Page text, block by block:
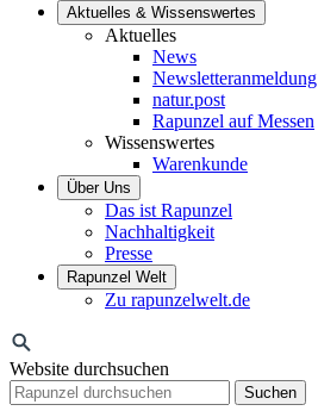
Aktuelles & Wissenswertes
Aktuelles
News
Newsletteranmeldung
natur.post
Rapunzel auf Messen
Wissenswertes
Warenkunde
Über Uns
Das ist Rapunzel
Nachhaltigkeit
Presse
Rapunzel Welt
Zu rapunzelwelt.de
Website durchsuchen
Suchen